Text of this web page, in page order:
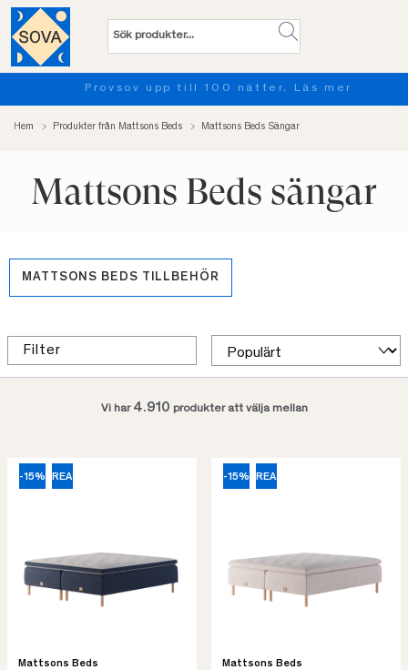
Provsov upp till 100 nätter. Läs mer
Hem Produkter från Mattsons Beds Mattsons Beds Sängar
Mattsons Beds sängar
MATTSONS BEDS TILLBEHÖR
Filter
Vi har 4.910 produkter att välja mellan
-15% REA
Mattsons Beds
-15% REA
Mattsons Beds